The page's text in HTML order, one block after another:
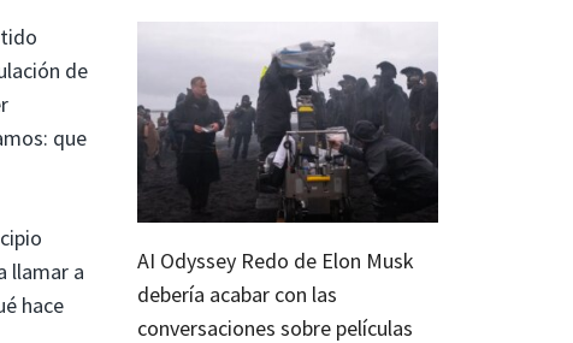
de
que
llamar a
hace
AI Odyssey Redo de Elon Musk
debería acabar con las
conversaciones sobre películas